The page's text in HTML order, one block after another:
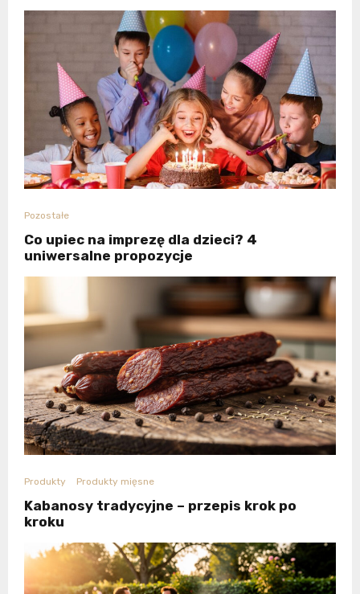
Pozostałe
Co upiec na imprezę dla dzieci? 4
uniwersalne propozycje
Produkty Produkty mięsne
Kabanosy tradycyjne – przepis krok po
kroku